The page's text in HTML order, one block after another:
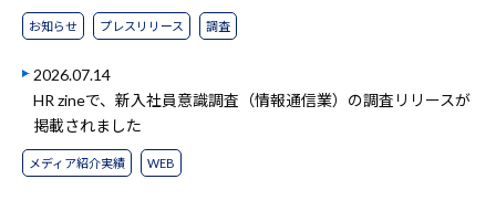
お知らせ プレスリリース 調査
2026.07.14
HR zineで、新入社員意識調査（情報通信業）の調査リリースが
掲載されました
メディア紹介実績 WEB